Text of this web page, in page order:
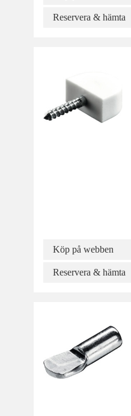
Reservera & hämta
Köp på webben
Reservera & hämta